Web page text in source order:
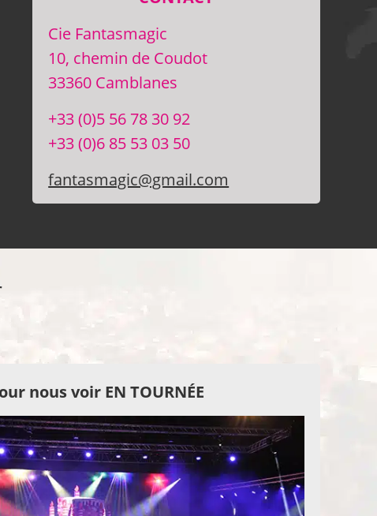
Cie Fantasmagic
10, chemin de Coudot
33360 Camblanes
+33 (0)5 56 78 30 92
+33 (0)6 85 53 03 50
fantasmagic@gmail.com
nous voir EN TOURNÉE